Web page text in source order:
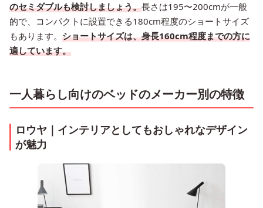
のセミダブルも検討しましょう。長さは195〜200cmが一般
的で、コンパクトに設置できる180cm程度のショートサイズ
もあります。 ショートサイズは、身長160cm程度までの方に
適しています。
一人暮らし向けのベッドのメーカー別の特徴
ロウヤ｜インテリアとしてもおしゃれなデザイン
が魅力